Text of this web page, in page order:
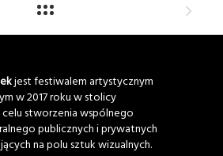
jest festiwalem artystycznym
w 2017 roku w stolicy
stworzenia wspólnego
publicznych i prywatnych
na polu sztuk wizualnych.